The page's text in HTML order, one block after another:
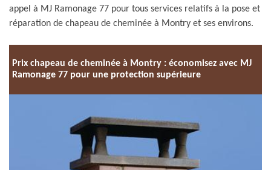
appel à MJ Ramonage 77 pour tous services relatifs à la pose et
réparation de chapeau de cheminée à Montry et ses environs.
Prix chapeau de cheminée à Montry : économisez avec MJ
Ramonage 77 pour une protection supérieure